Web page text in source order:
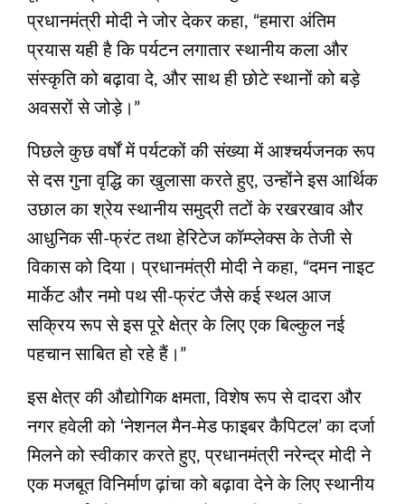
प्रधानमंत्री मोदी ने जोर देकर कहा, “हमारा अंतिम
प्रयास यही है कि पर्यटन लगातार स्थानीय कला और
संस्कृति को बढ़ावा दे, और साथ ही छोटे स्थानों को बड़े
अवसरों से जोड़े।”
पिछले कुछ वर्षों में पर्यटकों की संख्या में आश्चर्यजनक रूप
से दस गुना वृद्धि का खुलासा करते हुए, उन्होंने इस आर्थिक
उछाल का श्रेय स्थानीय समुद्री तटों के रखरखाव और
आधुनिक सी-फ्रंट तथा हेरिटेज कॉम्प्लेक्स के तेजी से
विकास को दिया। प्रधानमंत्री मोदी ने कहा, “दमन नाइट
मार्केट और नमो पथ सी-फ्रंट जैसे कई स्थल आज
सक्रिय रूप से इस पूरे क्षेत्र के लिए एक बिल्कुल नई
पहचान साबित हो रहे हैं।”
इस क्षेत्र की औद्योगिक क्षमता, विशेष रूप से दादरा और
नगर हवेली को ‘नेशनल मैन-मेड फाइबर कैपिटल’ का दर्जा
मिलने को स्वीकार करते हुए, प्रधानमंत्री नरेन्द्र मोदी ने
एक मजबूत विनिर्माण ढ़ांचा को बढ़ावा देने के लिए स्थानीय